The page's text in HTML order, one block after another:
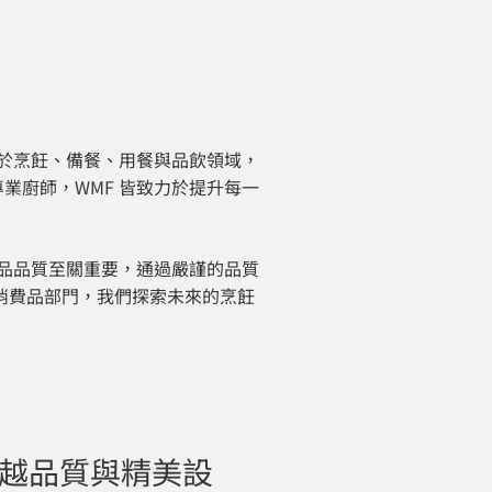
飪、備餐、用餐與品飲領域，
廚師，WMF 皆致力於提升每一
品質至關重要，通過嚴謹的品質
品部門，我們探索未來的烹飪
品質與精美設